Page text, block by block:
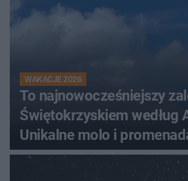
WAKACJE 2026
To najnowocześniejszy
Świętokrzyskiem według
Unikalne molo i